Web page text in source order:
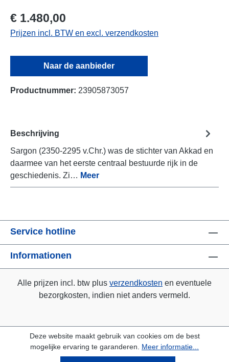
€ 1.480,00
Prijzen incl. BTW en excl. verzendkosten
Naar de aanbieder
Productnummer: 23905873057
Beschrijving
Sargon (2350-2295 v.Chr.) was de stichter van Akkad en
daarmee van het eerste centraal bestuurde rijk in de
geschiedenis. Zi… Meer
Service hotline
Informationen
Alle prijzen incl. btw plus verzendkosten en eventuele
bezorgkosten, indien niet anders vermeld.
Deze website maakt gebruik van cookies om de best
mogelijke ervaring te garanderen. Meer informatie...